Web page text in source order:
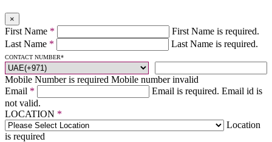
×
First Name *
First Name is required.
Last Name * Last Name is required.
CONTACT NUMBER*
Mobile Number is required Mobile number invalid
Email * Email is required. Email id is
not valid.
LOCATION *
Location
is required